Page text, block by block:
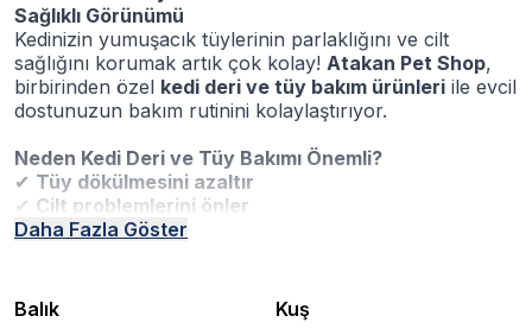
Sağlıklı Görünümü
Kedinizin yumuşacık tüylerinin parlaklığını ve cilt
sağlığını korumak artık çok kolay! Atakan Pet Shop,
birbirinden özel kedi deri ve tüy bakım ürünleri ile evcil
dostunuzun bakım rutinini kolaylaştırıyor.
Neden Kedi Deri ve Tüy Bakımı Önemli?
✔ Tüy dökülmesini azaltır
✔ Cilt problemlerini önler
✔ Tüylerin daha yumuşak ve parlak olmasını sağlar
En Çok Tercih Edilen Kedi Bakım Ürünleri
Daha Fazla Göster
Balık Kuş